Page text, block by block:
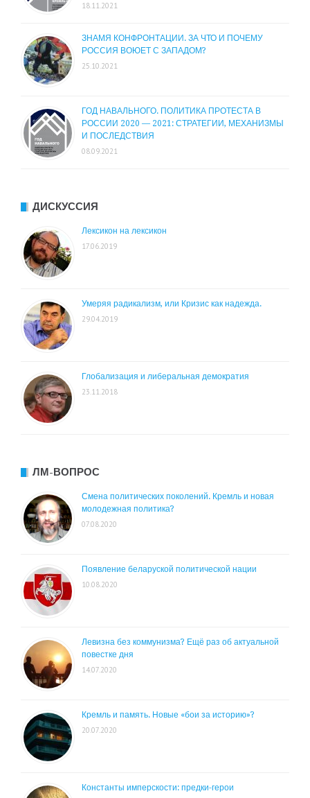
18.11.2021
ЗНАМЯ КОНФРОНТАЦИИ. ЗА ЧТО И ПОЧЕМУ
РОССИЯ ВОЮЕТ С ЗАПАДОМ?
25.10.2021
ГОД НАВАЛЬНОГО. ПОЛИТИКА ПРОТЕСТА В
РОССИИ 2020 — 2021: СТРАТЕГИИ, МЕХАНИЗМЫ
И ПОСЛЕДСТВИЯ
08.09.2021
ДИСКУССИЯ
Лексикон на лексикон
17.06.2019
Умеряя радикализм, или Кризис как надежда.
29.04.2019
Глобализация и либеральная демократия
23.11.2018
ЛМ-ВОПРОС
Смена политических поколений. Кремль и новая
молодежная политика?
07.08.2020
Появление беларуской политической нации
10.08.2020
Левизна без коммунизма? Ещё раз об актуальной
повестке дня
14.07.2020
Кремль и память. Новые «бои за историю»?
20.07.2020
Константы имперскости: предки-герои